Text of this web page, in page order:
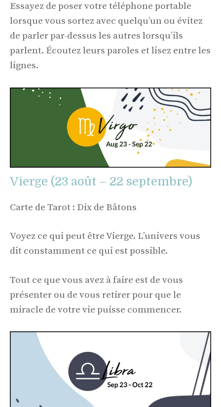
Essayez de poser votre téléphone portable
lorsque vous sortez avec quelqu’un ou évitez
de parler par-dessus les autres lorsqu’ils
parlent. Écoutez leurs paroles et lisez entre les
lignes.
Vierge (23 août – 22 septembre)
Carte de Tarot : Dix de Bâtons
Voyez ce qui peut être Vierge. L’univers vous
dit constamment ce qui est possible.
Tout ce que vous avez à faire est de vous
présenter ou de vous retirer pour que le
miracle de votre vie puisse commencer.